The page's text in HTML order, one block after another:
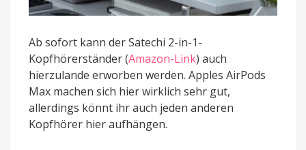
Ab sofort kann der Satechi 2-in-1-
Kopfhörerständer (Amazon-Link) auch
hierzulande erworben werden. Apples AirPods
Max machen sich hier wirklich sehr gut,
allerdings könnt ihr auch jeden anderen
Kopfhörer hier aufhängen.